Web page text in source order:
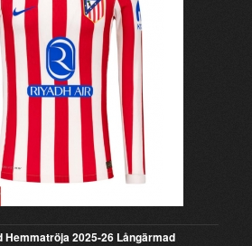
Hemmatröja 2025-26 Långärmad